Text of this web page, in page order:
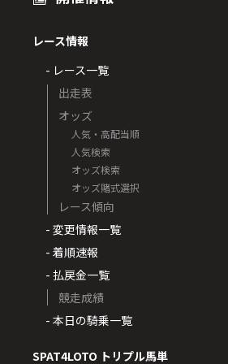
レース情報
- レース一覧
出走表
オッズ
人気・高配当順
人気検索
オッズ検索
オッズ賭式選択
レース傾向
- 変更情報一覧
- 着順速報
- 払戻金一覧
競走成績
- 本日の騎乗一覧
SPAT4LOTO トリプル馬単